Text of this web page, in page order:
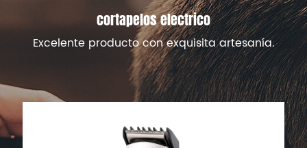
cortapelos electrico
Excelente producto con exquisita artesanía.